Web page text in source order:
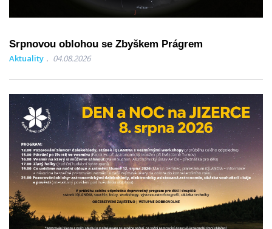
Srpnovou oblohou se Zbyškem Prágrem
Aktuality 04.08.2026